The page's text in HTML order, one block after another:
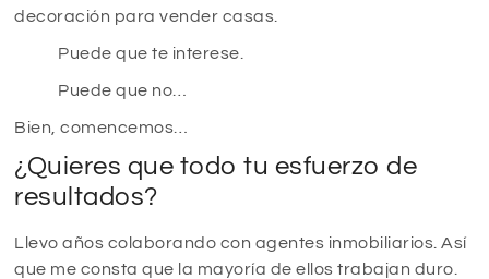
decoración para vender casas.
Puede que te interese.
Puede que no…
Bien, comencemos…
¿Quieres que todo tu esfuerzo de
resultados?
Llevo años colaborando con agentes inmobiliarios. Así
que me consta que la mayoría de ellos trabajan duro.